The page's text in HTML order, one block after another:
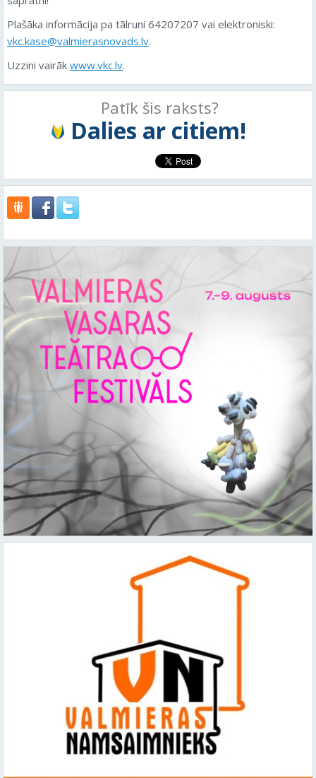
Plašāka informācija pa tālruni 64207207 vai elektroniski:
vkc.kase@valmierasnovads.lv.
Uzzini vairāk www.vkc.lv.
Patīk šis raksts?
Dalies ar citiem!